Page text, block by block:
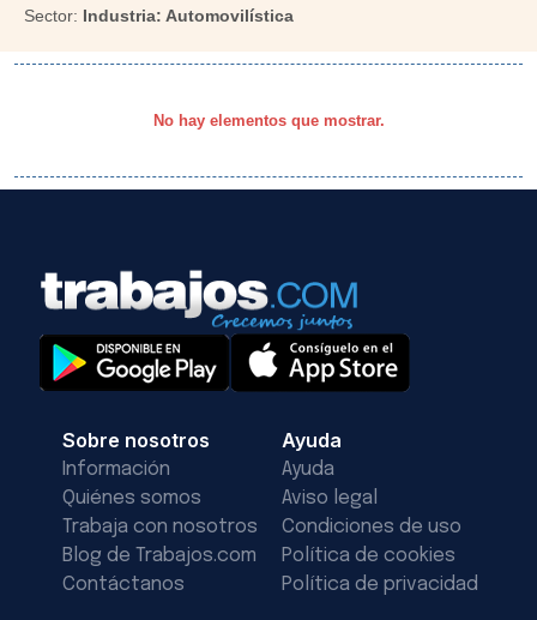
Sector: Industria: Automovilística
No hay elementos que mostrar.
Sobre nosotros
Información
Quiénes somos
Trabaja con nosotros
Blog de Trabajos.com
Contáctanos
Ayuda
Ayuda
Aviso legal
Condiciones de uso
Política de cookies
Política de privacidad